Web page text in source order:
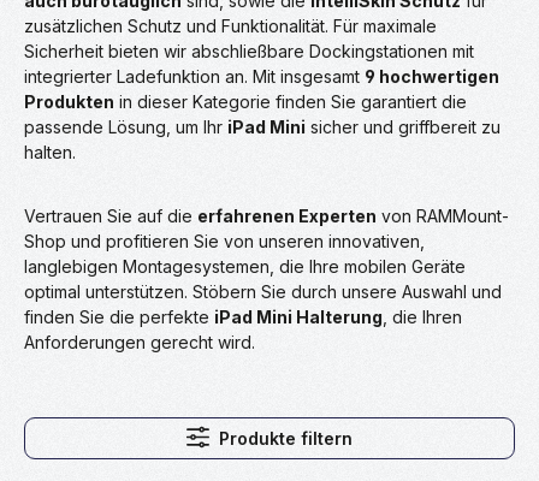
zusätzlichen Schutz und Funktionalität. Für maximale
Sicherheit bieten wir abschließbare Dockingstationen mit
integrierter Ladefunktion an. Mit insgesamt 9 hochwertigen
Produkten in dieser Kategorie finden Sie garantiert die
passende Lösung, um Ihr iPad Mini sicher und griffbereit zu
halten.
Vertrauen Sie auf die erfahrenen Experten von RAMMount-
Shop und profitieren Sie von unseren innovativen,
langlebigen Montagesystemen, die Ihre mobilen Geräte
optimal unterstützen. Stöbern Sie durch unsere Auswahl und
finden Sie die perfekte iPad Mini Halterung , die Ihren
Anforderungen gerecht wird.
Produkte filtern